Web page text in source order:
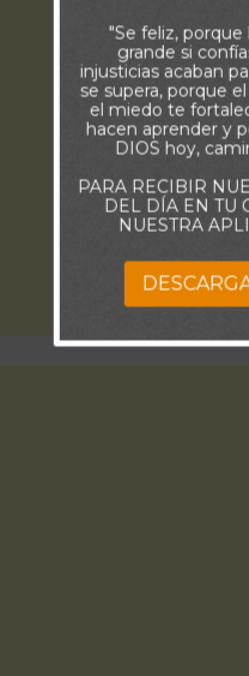
"Se feliz, porque
grande si
injusticias acaban
se supera, porque
el miedo te
hacen aprender y
DIOS hoy,
PARA RECIBIR
DEL DÍA EN TU
NUESTRA